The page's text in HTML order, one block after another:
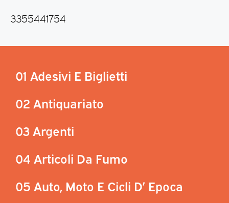
3355441754
01 Adesivi E Biglietti
02 Antiquariato
03 Argenti
04 Articoli Da Fumo
05 Auto, Moto E Cicli D’ Epoca